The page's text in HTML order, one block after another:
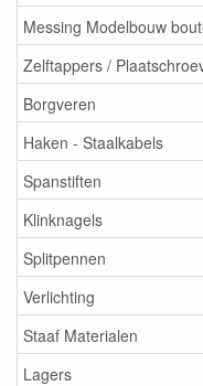
Messing Modelbouw
Zelftappers /
Borgveren
Haken - Staalkabels
Spanstiften
Klinknagels
Splitpennen
Verlichting
Staaf Materialen
Lagers